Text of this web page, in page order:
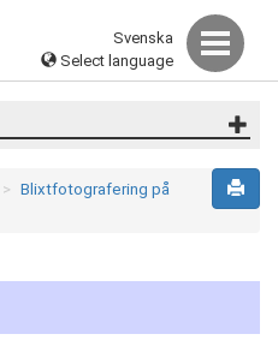
Svenska
Select language
Blixtfotografering på